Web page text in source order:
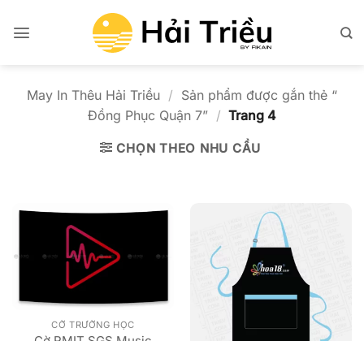
qua
May In Thêu Hải Triều / Sản phẩm được gắn thẻ “
Đồng Phục Quận 7” / Trang 4
CHỌN THEO NHU CẦU
CỜ TRƯỜNG HỌC